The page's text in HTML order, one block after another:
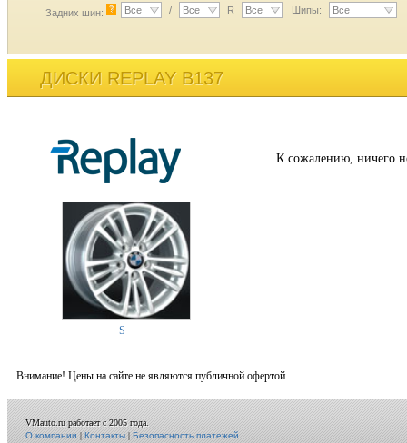
Задних шин: ? Все / Все R Все Шипы: Все
ДИСКИ REPLAY B137
S
К сожалению, ничего
Внимание! Цены на сайте не являются публичной офертой.
VMauto.ru работает с 2005 года.
О компании|Контакты|Безопасность платежей